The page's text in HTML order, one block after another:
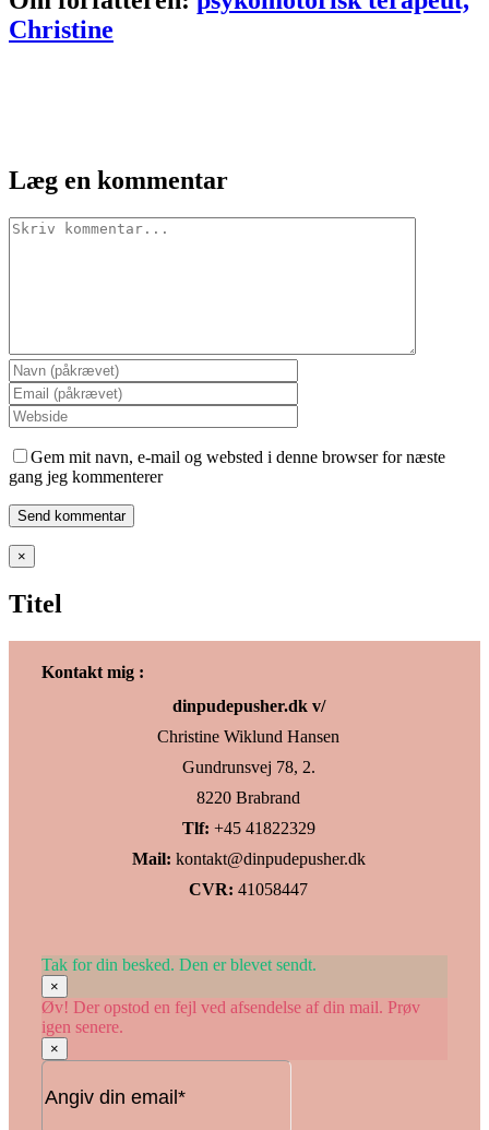
mail
Christine
Læg en kommentar
Comment
Gem mit navn, e-mail og websted i denne browser for næste
gang jeg kommenterer
Close
product
view
×
Titel
Kontakt mig :
dinpudepusher.dk v/
Christine Wiklund Hansen
Gundrunsvej 78, 2.
8220 Brabrand
Tlf: +45 41822329
Mail: kontakt@dinpudepusher.dk
CVR: 41058447
Tak for din besked. Den er blevet sendt.
×
Øv! Der opstod en fejl ved afsendelse af din mail. Prøv
igen senere.
×